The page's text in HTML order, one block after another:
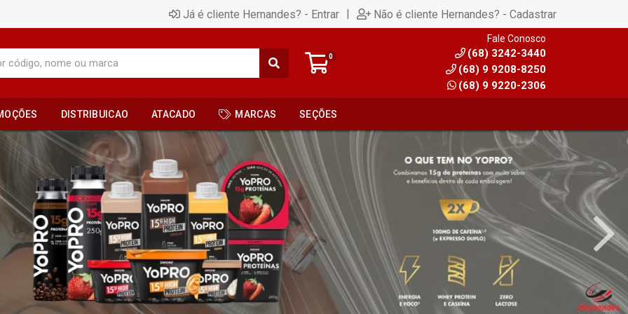
Já é cliente Hernandes? - Entrar | Não é cliente Hernandes? - Cadastrar
0
Fale Conosco
(68) 3242-3440
(68) 9 9208-8250
(68) 9 9220-2306
DISTRIBUICAO ATACADO MARCAS SEÇÕES